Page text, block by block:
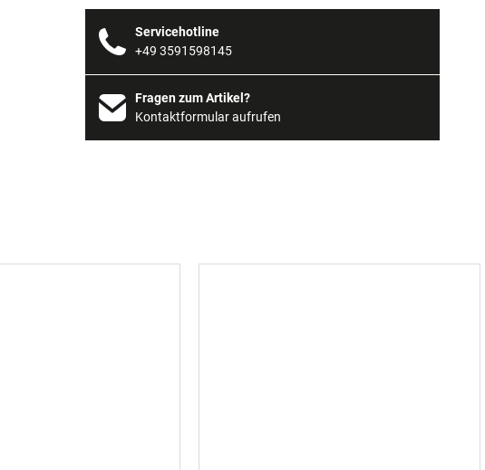
Servicehotline
+49 3591598145
Fragen zum Artikel?
Kontaktformular aufrufen